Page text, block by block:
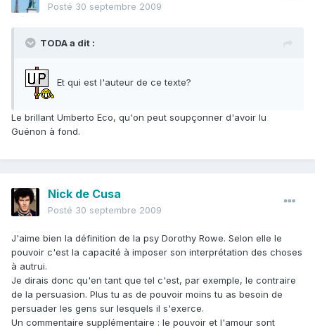
Posté 30 septembre 2009
TODA a dit :
Et qui est l'auteur de ce texte?
Le brillant Umberto Eco, qu'on peut soupçonner d'avoir lu
Guénon à fond.
Nick de Cusa
Posté 30 septembre 2009
J'aime bien la définition de la psy Dorothy Rowe. Selon elle le
pouvoir c'est la capacité à imposer son interprétation des choses
à autrui.
Je dirais donc qu'en tant que tel c'est, par exemple, le contraire
de la persuasion. Plus tu as de pouvoir moins tu as besoin de
persuader les gens sur lesquels il s'exerce.
Un commentaire supplémentaire : le pouvoir et l'amour sont